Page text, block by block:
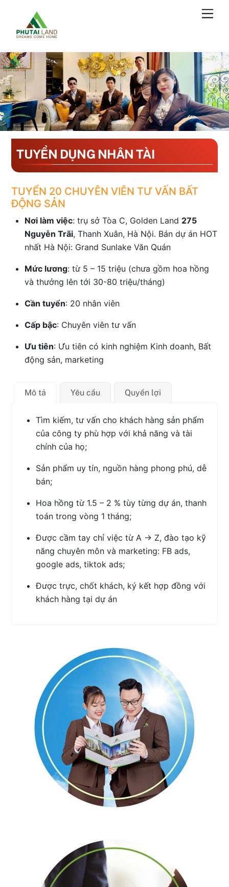
content
TUYỂN DỤNG NHÂN TÀI
TUYỂN 20 CHUYÊN VIÊN TƯ VẤN BẤT
ĐỘNG SẢN
Nơi làm việc: trụ sở Tòa C, Golden Land 275
Nguyễn Trãi, Thanh Xuân, Hà Nội. Bán dự án HOT
nhất Hà Nội: Grand Sunlake Văn Quán
Mức lương: từ 5 – 15 triệu (chưa gồm hoa hồng
và thưởng lên tới 30-80 triệu/tháng)
Cần tuyển: 20 nhân viên
Cấp bậc: Chuyên viên tư vấn
Ưu tiên: Ưu tiên có kinh nghiệm Kinh doanh, Bất
động sản, marketing
Mô tả Yêu cầu Quyền lợi
Tìm kiếm, tư vấn cho khách hàng sản phẩm
của công ty phù hợp với khả năng và tài
chính của họ;
Sản phẩm uy tín, nguồn hàng phong phú, dễ
bán;
Hoa hồng từ 1.5 – 2 % tùy từng dự án, thanh
toán trong vòng 1 tháng;
Được cầm tay chỉ việc từ A -> Z, đào tạo kỹ
năng chuyên môn và marketing: FB ads,
google ads, tiktok ads;
Được trực, chốt khách, ký kết hợp đồng với
khách hàng tại dự án